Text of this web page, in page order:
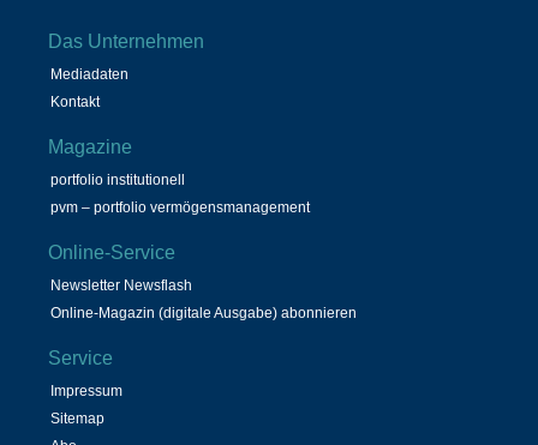
Das Unternehmen
Mediadaten
Kontakt
Magazine
portfolio institutionell
pvm – portfolio vermögensmanagement
Online-Service
Newsletter Newsflash
Online-Magazin (digitale Ausgabe) abonnieren
Service
Impressum
Sitemap